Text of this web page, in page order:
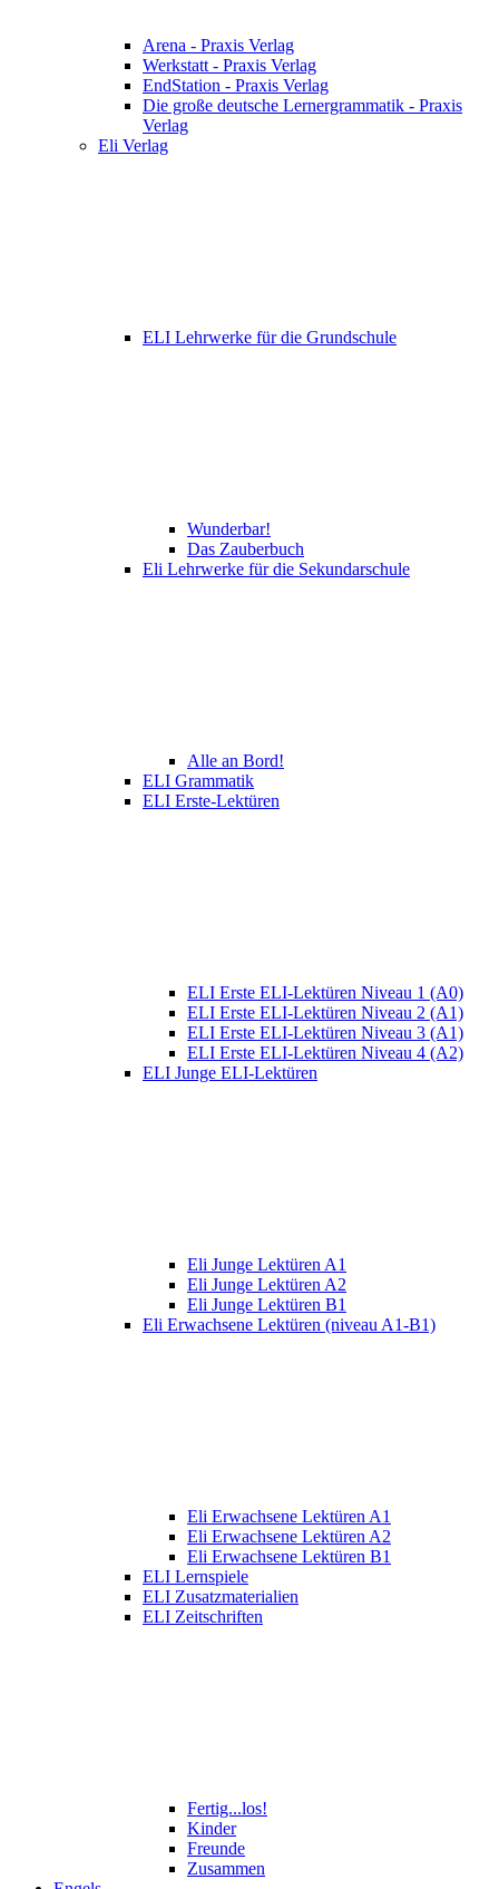
Arena - Praxis Verlag
Werkstatt - Praxis Verlag
EndStation - Praxis Verlag
Die große deutsche Lernergrammatik - Praxis
Verlag
Eli Verlag
ELI Lehrwerke für die Grundschule
Wunderbar!
Das Zauberbuch
Eli Lehrwerke für die Sekundarschule
Alle an Bord!
ELI Grammatik
ELI Erste-Lektüren
ELI Erste ELI-Lektüren Niveau 1 (A0)
ELI Erste ELI-Lektüren Niveau 2 (A1)
ELI Erste ELI-Lektüren Niveau 3 (A1)
ELI Erste ELI-Lektüren Niveau 4 (A2)
ELI Junge ELI-Lektüren
Eli Junge Lektüren A1
Eli Junge Lektüren A2
Eli Junge Lektüren B1
Eli Erwachsene Lektüren (niveau A1-B1)
Eli Erwachsene Lektüren A1
Eli Erwachsene Lektüren A2
Eli Erwachsene Lektüren B1
ELI Lernspiele
ELI Zusatzmaterialien
ELI Zeitschriften
Fertig...los!
Kinder
Freunde
Zusammen